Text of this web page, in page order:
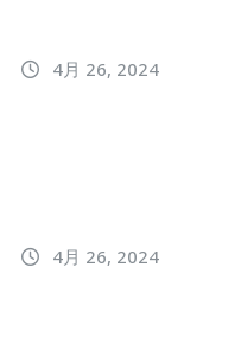
4月 26, 2024
4月 26, 2024